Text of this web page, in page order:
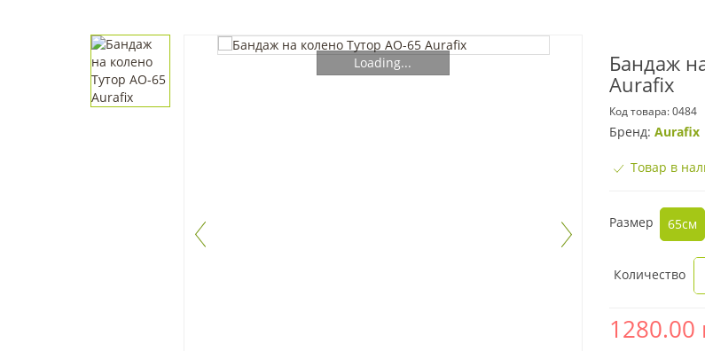
Loading...
Бандаж
Aurafix
Код товара:0484
Бренд: Aurafix
Товар в
Размер 65см
Количество
1280.00